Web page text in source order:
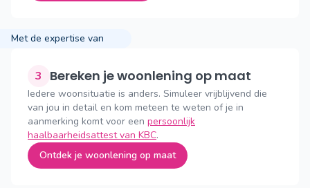
Met de expertise van
3 Bereken je woonlening op maat
Iedere woonsituatie is anders. Simuleer vrijblijvend die
van jou in detail en kom meteen te weten of je in
aanmerking komt voor een persoonlijk
haalbaarheidsattest van KBC.
Ontdek je woonlening op maat